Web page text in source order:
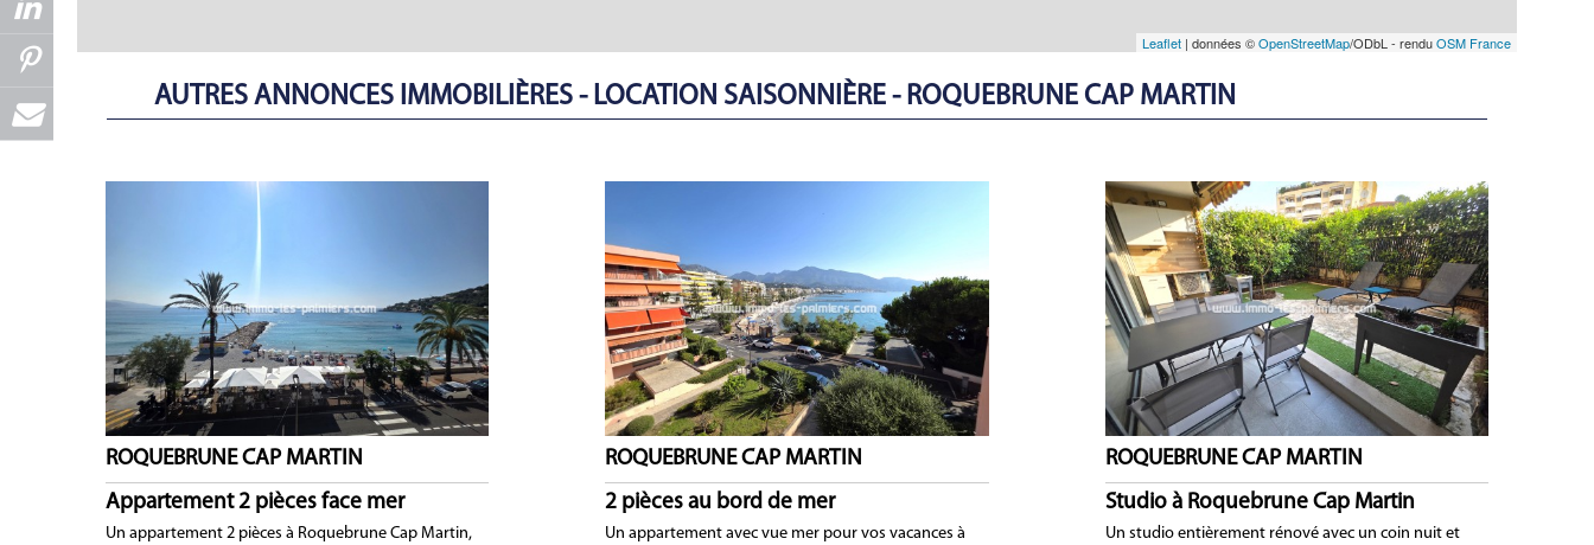
Leaflet | données ©OpenStreetMap/ODbL - renduOSM France
AUTRES ANNONCES IMMOBILIÈRES - LOCATION SAISONNIÈRE - ROQUEBRUNE CAP MARTIN
ROQUEBRUNE CAP MARTIN
Appartement 2 pièces face mer
Un appartement 2 pièces à Roquebrune Cap Martin,
ROQUEBRUNE CAP MARTIN
2 pièces au bord de mer
Un appartement avec vue mer pour vos vacances à
ROQUEBRUNE CAP MARTIN
Studio à Roquebrune Cap Martin
Un studio entièrement rénové avec un coin nuit et